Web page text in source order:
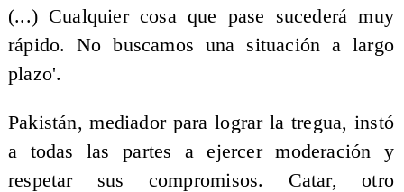
(...) Cualquier cosa que pase sucederá muy
rápido. No buscamos una situación a largo
plazo'.
Pakistán, mediador para lograr la tregua, instó
a todas las partes a ejercer moderación y
respetar sus compromisos. Catar, otro